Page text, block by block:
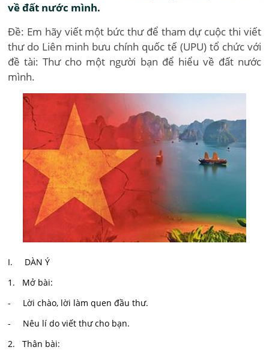
về đất nước mình.
Đề: Em hãy viết một bức thư để tham dự cuộc thi viết
thư do Liên minh bưu chính quốc tế (UPU) tổ chức với
đề tài: Thư cho một người bạn để hiểu về đất nước
mình.
I. DÀN Ý
1. Mở bài:
- Lời chào, lời làm quen đầu thư.
- Nêu lí do viết thư cho bạn.
2. Thân bài: